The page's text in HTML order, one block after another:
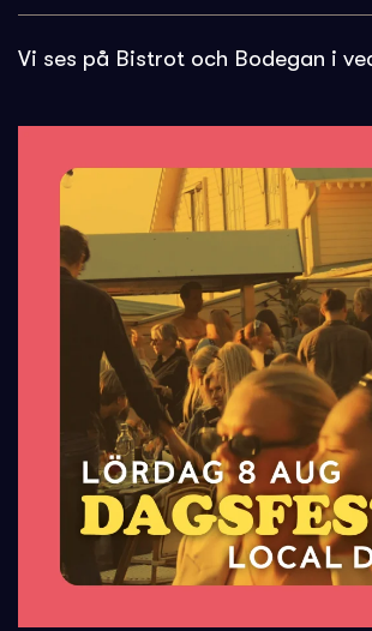
Vi ses på Bistrot och Bodegan i